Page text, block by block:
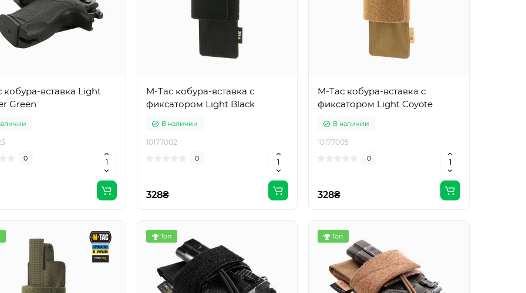
кобура-вставка Light
Green
0
M-Tac кобура-вставка с
фиксатором Light Black
В наличии
10177002
0
328₴
M-Tac кобура-вставка с
фиксатором Light Coyote
В наличии
10177005
0
328₴
Топ Топ